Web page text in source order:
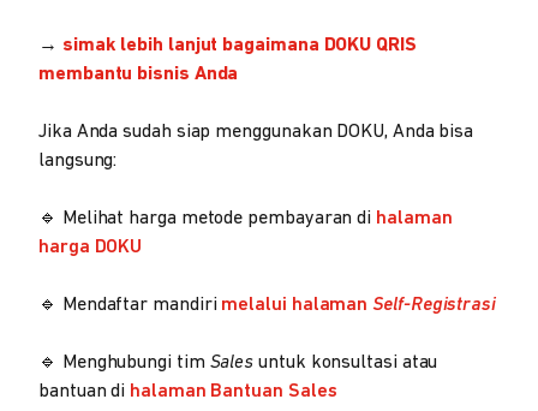
→ simak lebih lanjut bagaimana DOKU QRIS
membantu bisnis Anda
Jika Anda sudah siap menggunakan DOKU, Anda bisa
langsung:
🔹 Melihat harga metode pembayaran di halaman
harga DOKU
🔹 Mendaftar mandiri melalui halamanSelf-Registrasi
🔹 Menghubungi tim Sales untuk konsultasi atau
bantuan di halaman Bantuan Sales